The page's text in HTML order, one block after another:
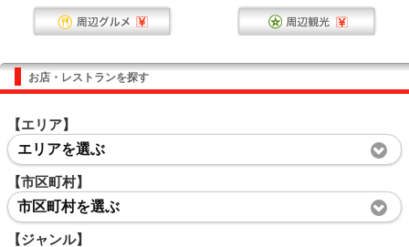
お店・レストランを探す
【エリア】
エリアを選ぶ
【市区町村】
市区町村を選ぶ
【ジャンル】